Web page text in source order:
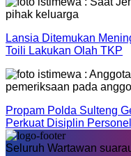
Lansia Ditemukan
Toili Lakukan Olah TKP
Propam Polda Sulteng
Perkuat Disiplin
Seluruh Wartawan